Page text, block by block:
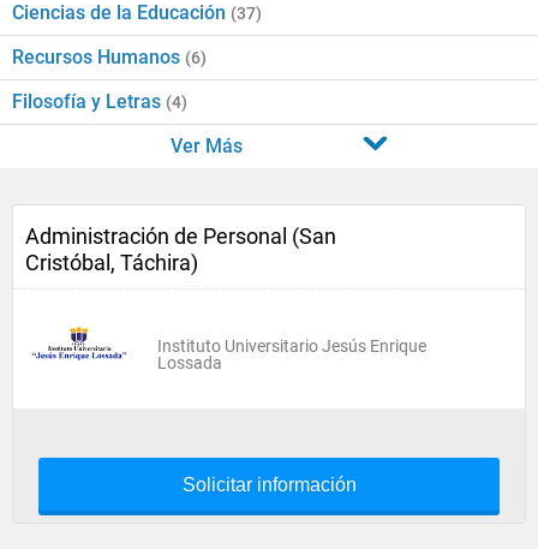
Ciencias de la Educación (37)
Recursos Humanos (6)
Filosofía y Letras (4)
Ver Más
Administración de Personal (San
Cristóbal, Táchira)
Instituto Universitario Jesús Enrique
Lossada
Solicitar información